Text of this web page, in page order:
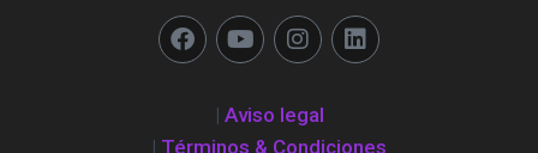
| Aviso legal
| Términos & Condiciones